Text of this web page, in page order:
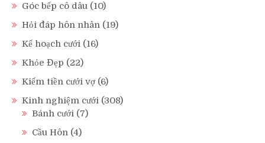
Góc bếp cô dâu (10)
Hỏi đáp hôn nhân (19)
Kế hoạch cưới (16)
Khỏe Đẹp (22)
Kiếm tiền cưới vợ (6)
Kinh nghiệm cưới (308)
Bánh cưới (7)
Cầu Hôn (4)